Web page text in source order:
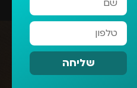
שליחה